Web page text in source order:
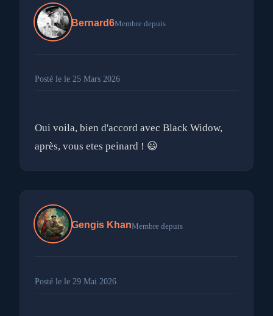
Bernard6Membre depuis
Posté le le 25 Mars 2026
Oui voila, bien d'accord avec Black Widow,
Gengis KhanMembre depuis
Posté le le 29 Mai 2026